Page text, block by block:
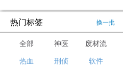
热门标签 换一批
全部 神医 废材流
热血 刑侦 软件